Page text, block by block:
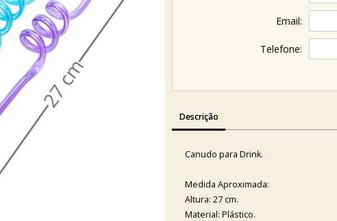
Email:
Telefone:
Descrição
Canudo para Drink.
Medida Aproximada:
Altura: 27 cm.
Material: Plástico.